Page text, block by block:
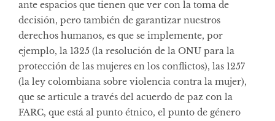
ante espacios que tienen que ver con la toma de
decisión, pero también de garantizar nuestros
derechos humanos, es que se implemente, por
ejemplo, la 1325 (la resolución de la ONU para la
protección de las mujeres en los conflictos), las 1257
(la ley colombiana sobre violencia contra la mujer),
que se articule a través del acuerdo de paz con la
FARC, que está al punto étnico, el punto de género